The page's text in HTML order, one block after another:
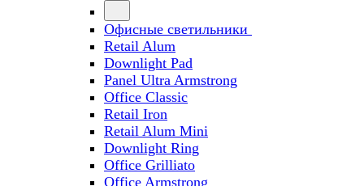
Офисные светильники
Retail Alum
Downlight Pad
Panel Ultra Armstrong
Office Classic
Retail Iron
Retail Alum Mini
Downlight Ring
Office Grilliato
Office Armstrong